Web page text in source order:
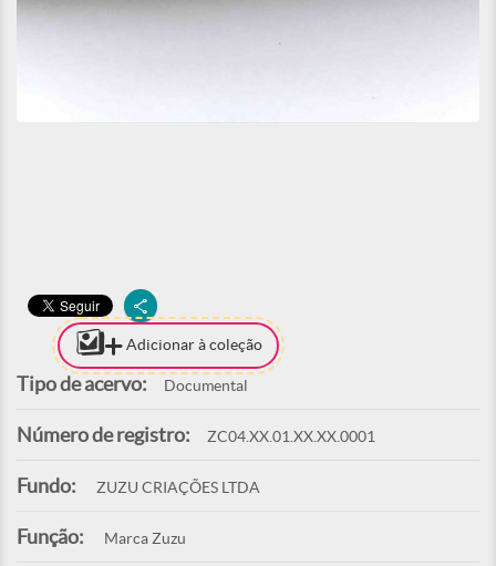
Adicionar à coleção
Tipo de acervo: Documental
Número de registro: ZC04.XX.01.XX.XX.0001
Fundo: ZUZU CRIAÇÕES LTDA
Função: Marca Zuzu